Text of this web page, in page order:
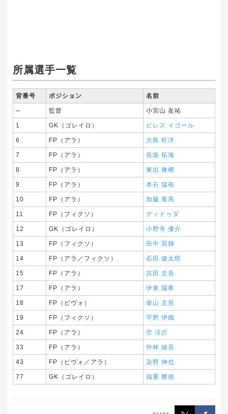
所属選手一覧
背番号 ポジション 名前
─ 監督 小宮山 友祐
1 GK（ゴレイロ） ピレス イゴール
6 FP（アラ） 大島 旺洋
7 FP（アラ） 長坂 拓海
8 FP（アラ） 東出 脩椰
9 FP（アラ） 本石 猛裕
10 FP（アラ） 加藤 竜馬
11 FP（フィクソ） ディドゥダ
12 GK（ゴレイロ） 小野寺 優介
13 FP（フィクソ） 田中 晃輝
14 FP（アラ／フィクソ） 石田 健太郎
15 FP（アラ） 吉田 圭吾
17 FP（アラ） 伊東 陽希
18 FP（ピヴォ） 柴山 圭吾
19 FP（フィクソ） 宇野 伊織
24 FP（アラ） 空 涼介
33 FP（アラ） 外林 綾吾
43 FP（ピヴォ／アラ） 染野 伸也
77 GK（ゴレイロ） 福重 勝徳